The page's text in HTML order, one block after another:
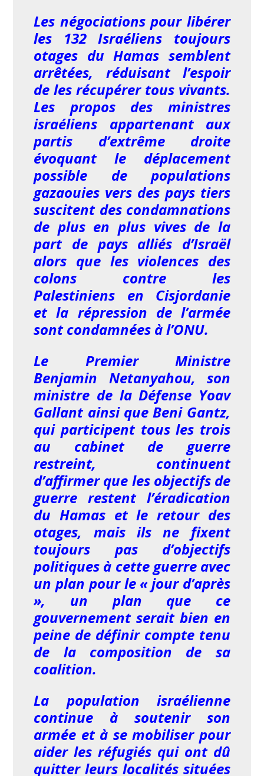
Les négociations pour libérer
les 132 Israéliens toujours
otages du Hamas semblent
arrêtées, réduisant l’espoir
de les récupérer tous vivants.
Les propos des ministres
israéliens appartenant aux
partis d’extrême droite
évoquant le déplacement
possible de populations
gazaouies vers des pays tiers
suscitent des condamnations
de plus en plus vives de la
part de pays alliés d’Israël
alors que les violences des
colons contre les
Palestiniens en Cisjordanie
et la répression de l’armée
sont condamnées à l’ONU.
Le Premier Ministre
Benjamin Netanyahou, son
ministre de la Défense Yoav
Gallant ainsi que Beni Gantz,
qui participent tous les trois
au cabinet de guerre
restreint, continuent
d’affirmer que les objectifs de
guerre restent l’éradication
du Hamas et le retour des
otages, mais ils ne fixent
toujours pas d’objectifs
politiques à cette guerre avec
un plan pour le « jour d’après
», un plan que ce
gouvernement serait bien en
peine de définir compte tenu
de la composition de sa
coalition.
La population israélienne
continue à soutenir son
armée et à se mobiliser pour
aider les réfugiés qui ont dû
quitter leurs localités situées